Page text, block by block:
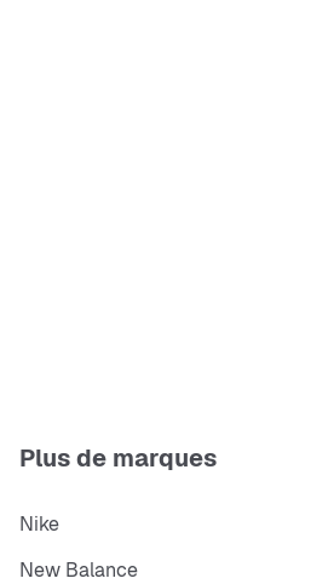
Plus de marques
Nike
New Balance